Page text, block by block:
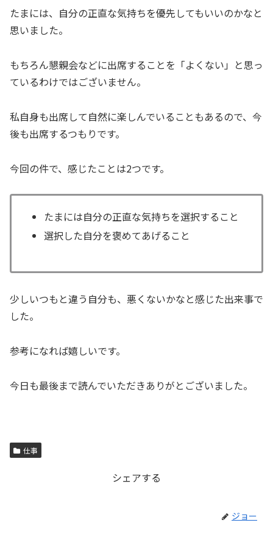
たまには、自分の正直な気持ちを優先してもいいのかなと
思いました。
もちろん懇親会などに出席することを「よくない」と思っ
ているわけではございません。
私自身も出席して自然に楽しんでいることもあるので、今
後も出席するつもりです。
今回の件で、感じたことは2つです。
たまには自分の正直な気持ちを選択すること
選択した自分を褒めてあげること
少しいつもと違う自分も、悪くないかなと感じた出来事で
した。
参考になれば嬉しいです。
今日も最後まで読んでいただきありがとございました。
仕事
シェアする
ジョー